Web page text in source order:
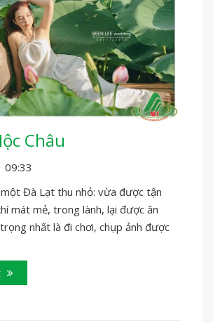
Châu
09:33
một Đà Lạt thu nhỏ: vừa được tận
mát mẻ, trong lành, lại được ăn
nhất là đi chơi, chụp ảnh được